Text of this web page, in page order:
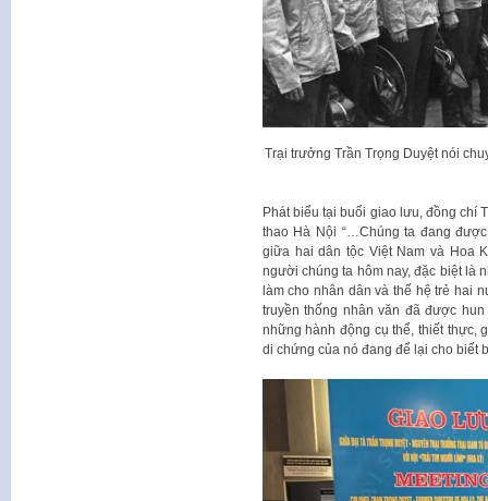
Trại trưởng Trần Trọng Duyệt nói
Phát biểu tại buổi giao lưu, đồng chí
thao Hà Nội “…Chúng ta đang
giữa hai dân tộc Việt Nam và Hoa
người chúng ta hôm nay, đặc biệt là
làm cho nhân dân và thế hệ trẻ hai
truyền thống nhân văn đã được
những hành động cụ thể, thiết thực,
di chứng của nó đang để lại cho biết